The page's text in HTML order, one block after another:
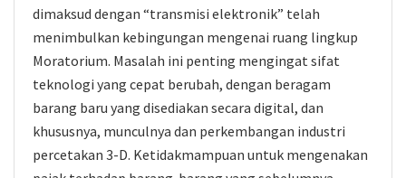
dimaksud dengan “transmisi elektronik” telah
menimbulkan kebingungan mengenai ruang lingkup
Moratorium. Masalah ini penting mengingat sifat
teknologi yang cepat berubah, dengan beragam
barang baru yang disediakan secara digital, dan
khususnya, munculnya dan perkembangan industri
percetakan 3-D. Ketidakmampuan untuk mengenakan